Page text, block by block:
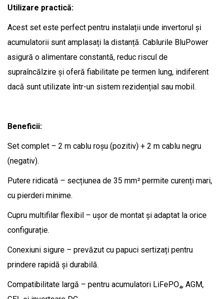
Utilizare practică:
Acest set este perfect pentru instalații unde invertorul și
acumulatorii sunt amplasați la distanță. Cablurile BluPower
asigură o alimentare constantă, reduc riscul de
supraîncălzire și oferă fiabilitate pe termen lung, indiferent
dacă sunt utilizate într-un sistem rezidențial sau mobil.
Beneficii:
Set complet – 2 m cablu roșu (pozitiv) + 2 m cablu negru
(negativ).
Putere ridicată – secțiunea de 35 mm² permite curenți mari,
cu pierderi minime.
Cupru multifilar flexibil – ușor de montat și adaptat la orice
configurație.
Conexiuni sigure – prevăzut cu papuci sertizați pentru
prindere rapidă și durabilă.
Compatibilitate largă – pentru acumulatori LiFePO₄, AGM,